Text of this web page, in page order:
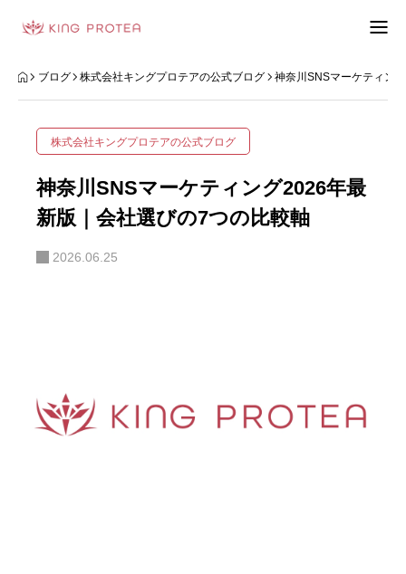
会社概要
利用規約
お問い合わせフォーム
ブログ 株式会社キングプロテアの公式ブログ 神奈川SNSマーケティン
株式会社キングプロテアの公式ブログ
神奈川SNSマーケティング2026年最
新版｜会社選びの7つの比較軸
2026.06.25